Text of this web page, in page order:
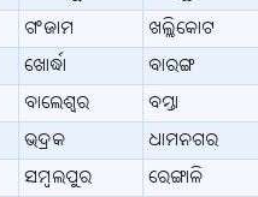
ଗଂଜାମ
ଖଲ୍ଲିକୋଟ
ଖୋର୍ଦ୍ଧା
ବାରଙ୍ଗ
ବାଲେଶ୍ବର
ବସ୍ତା
ଭଦ୍ରକ
ଧାମନଗର
ସମ୍ବଲପୁର
ରେଙ୍ଗାଳି